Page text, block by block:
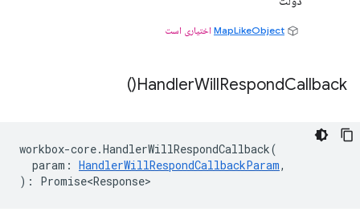
MapLikeObject اختیاری است
HandlerWillRespondCallback(
)
workbox-core.HandlerWillRespondCallback(
param : HandlerWillRespondCallbackParam,
) : Promise<Response>